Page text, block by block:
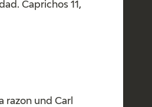
Caprichos 11,
razon und Carl